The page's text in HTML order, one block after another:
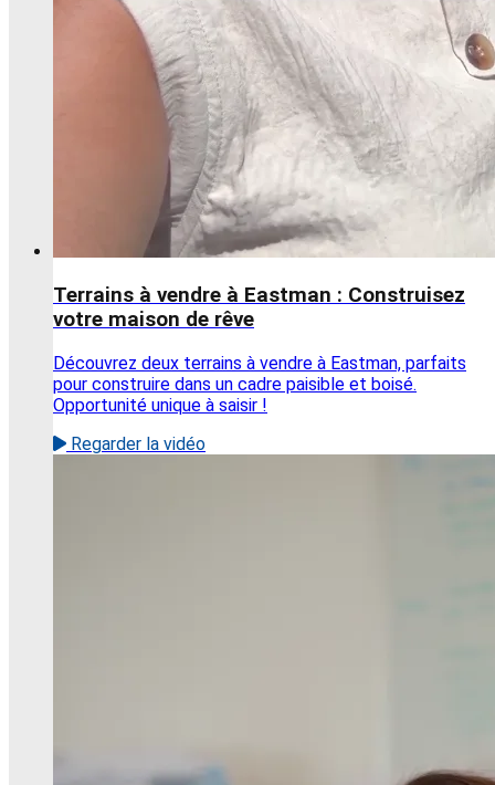
Terrains à vendre à Eastman : Construisez
votre maison de rêve
Découvrez deux terrains à vendre à Eastman, parfaits
pour construire dans un cadre paisible et boisé.
Opportunité unique à saisir !
Regarder la vidéo